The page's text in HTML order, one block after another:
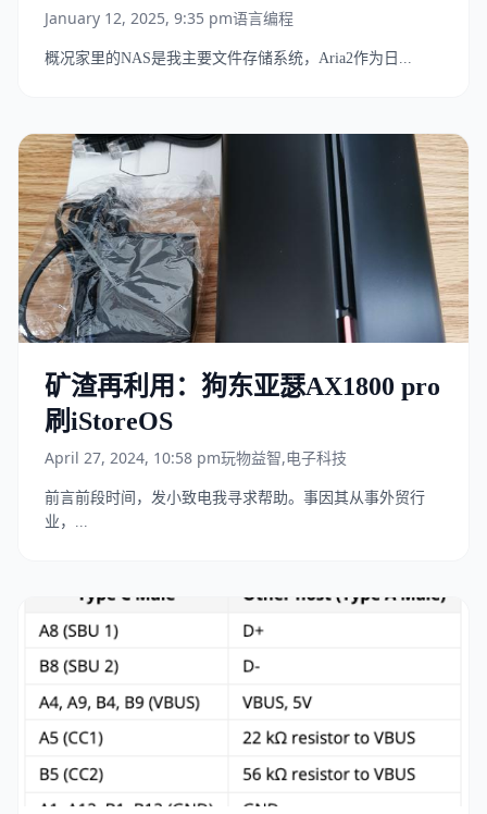
January 12, 2025, 9:35 pm语言编程
概况家里的NAS是我主要文件存储系统，Aria2作为日...
矿渣再利用：狗东亚瑟AX1800 pro
刷iStoreOS
April 27, 2024, 10:58 pm玩物益智,电子科技
前言前段时间，发小致电我寻求帮助。事因其从事外贸行
业，...